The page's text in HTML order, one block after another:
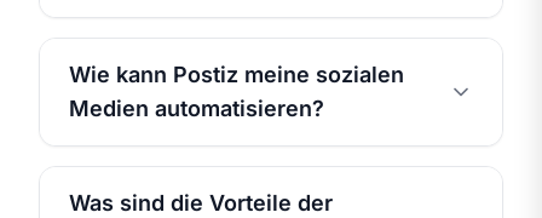
Wie kann Postiz meine sozialen
Medien automatisieren?
Was sind die Vorteile der